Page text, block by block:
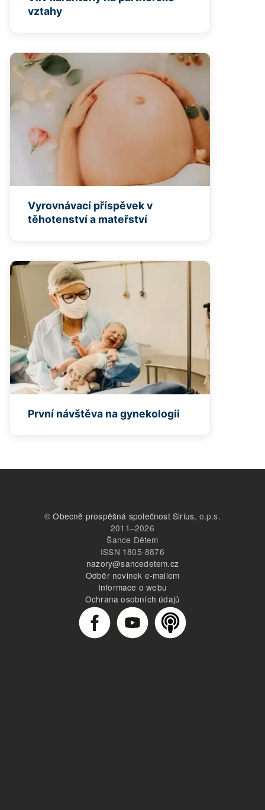
vztahy
Vyrovnávací příspěvek v
těhotenství a mateřství
První návštěva na gynekologii
©Obecně prospěšná společnost Sirius, o.p.s.
2011–2026
Šance Dětem
ISSN 1805-8876
nazory@sancedetem.cz
Odběr novinek e-mailem
Informace o webu
Ochrana osobních údajů